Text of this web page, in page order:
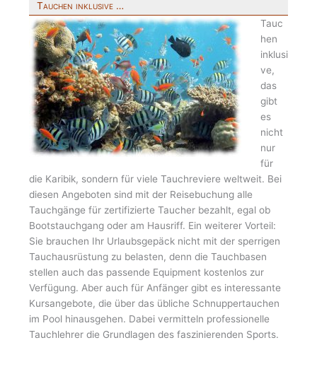
Tauchen inklusive …
Tauc
hen
inklusi
ve,
das
gibt
es
nicht
nur
für
die Karibik, sondern für viele Tauchreviere weltweit. Bei
diesen Angeboten sind mit der Reisebuchung alle
Tauchgänge für zertifizierte Taucher bezahlt, egal ob
Bootstauchgang oder am Hausriff. Ein weiterer Vorteil:
Sie brauchen Ihr Urlaubsgepäck nicht mit der sperrigen
Tauchausrüstung zu belasten, denn die Tauchbasen
stellen auch das passende Equipment kostenlos zur
Verfügung. Aber auch für Anfänger gibt es interessante
Kursangebote, die über das übliche Schnuppertauchen
im Pool hinausgehen. Dabei vermitteln professionelle
Tauchlehrer die Grundlagen des faszinierenden Sports.